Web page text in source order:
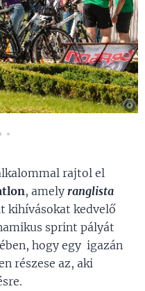
rajtol el
, amely ranglista
kihívásokat kedvelő
sprint pályát
hogy egy igazán
részese az, aki